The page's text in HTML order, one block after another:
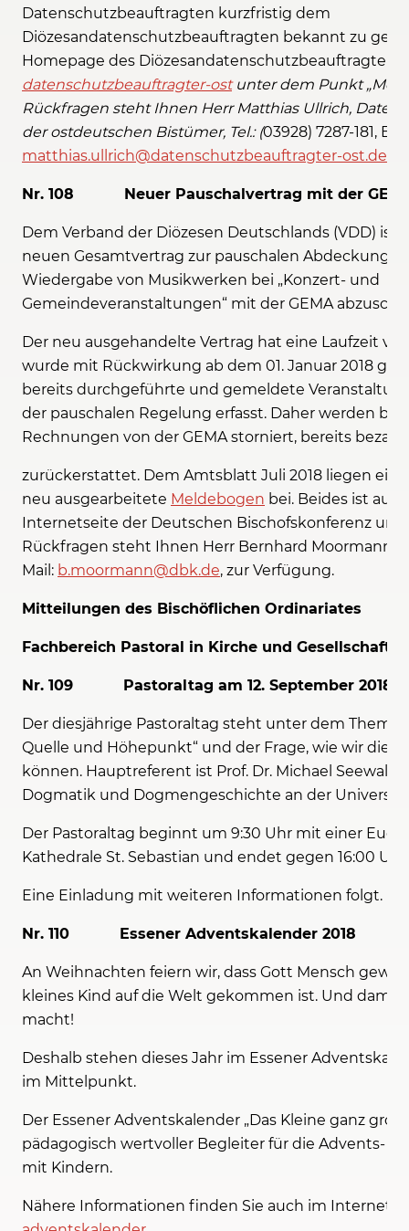
Datenschutzbeauftragten kurzfristig dem
Diözesandatenschutzbeauftragten bekannt zu
Homepage des Diözesandatenschutzbeauftragten
datenschutzbeauftragter-ostunter dem Punkt
Rückfragen steht Ihnen Herr Matthias Ullrich,
der ostdeutschen Bistümer, Tel.: (03928) 7287-181, E-
matthias.ullrich@datenschutzbeauftragter-ost.de
Nr. 108 Neuer Pauschalvertrag mit der
Dem Verband der Diözesen Deutschlands (VDD) ist
neuen Gesamtvertrag zur pauschalen Abdeckung
Wiedergabe von Musikwerken bei „Konzert- und
Gemeindeveranstaltungen“ mit der GEMA
Der neu ausgehandelte Vertrag hat eine Laufzeit
wurde mit Rückwirkung ab dem 01. Januar 2018
bereits durchgeführte und gemeldete
der pauschalen Regelung erfasst. Daher werden
Rechnungen von der GEMA storniert, bereits
zurückerstattet. Dem Amtsblatt Juli 2018 liegen ein
neu ausgearbeitete Meldebogen bei. Beides ist
Internetseite der Deutschen Bischofskonferenz
Rückfragen steht Ihnen Herr Bernhard Moormann,
Mail: b.moormann@dbk.de, zur Verfügung.
Mitteilungen des Bischöflichen Ordinariates
Fachbereich Pastoral in Kirche und Gesellschaft
Nr. 109 Pastoraltag am 12. September 2018
Der diesjährige Pastoraltag steht unter dem Thema:
Quelle und Höhepunkt“ und der Frage, wie wir dies
können. Hauptreferent ist Prof. Dr. Michael Seewald,
Dogmatik und Dogmengeschichte an der
Der Pastoraltag beginnt um 9:30 Uhr mit einer
Kathedrale St. Sebastian und endet gegen 16:00 Uhr.
Eine Einladung mit weiteren Informationen folgt.
Nr. 110 Essener Adventskalender 2018
An Weihnachten feiern wir, dass Gott Mensch
kleines Kind auf die Welt gekommen ist. Und damit
macht!
Deshalb stehen dieses Jahr im Essener
im Mittelpunkt.
Der Essener Adventskalender „Das Kleine ganz
pädagogisch wertvoller Begleiter für die Advents-
mit Kindern.
Nähere Informationen finden Sie auch im Internet